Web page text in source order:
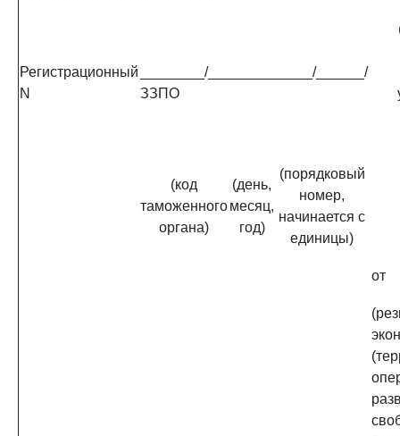
Регистрационный
N
________/_____________/______/
ЗЗПО
(код
таможенного
органа)
(день,
месяц,
год)
(порядковый
номер,
начинается с
единицы)
от